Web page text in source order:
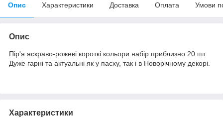
Опис Характеристики Доставка Оплата Умови
Опис
Пір'я яскраво-рожеві короткі кольори набір приблизно 20 шт.
Дуже гарні та актуальні як у пасху, так і в Новорічному декорі.
Характеристики